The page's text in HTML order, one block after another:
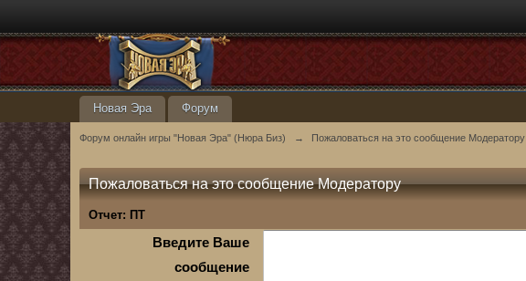
Новая Эра Форум
Форум онлайн игры "Новая Эра" (Нюра Биз) → Пожаловаться на это сообщение Модератору
Пожаловаться на это сообщение Модератору
Отчет: ПТ
Введите Ваше
сообщение